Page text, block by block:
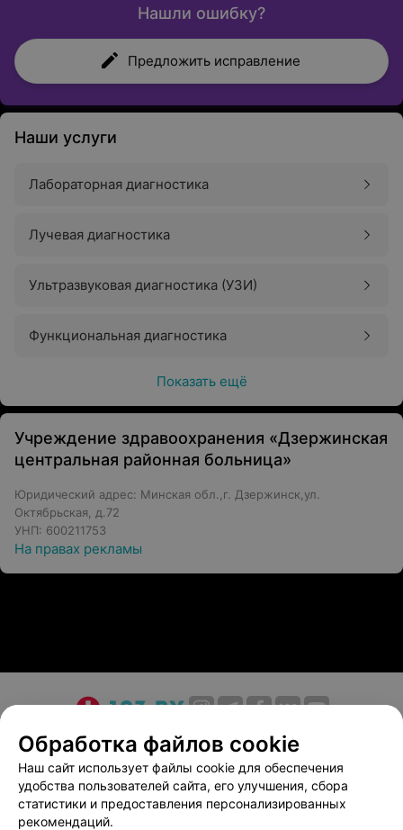
Нашли ошибку?
Предложить исправление
Наши услуги
Лабораторная диагностика
Лучевая диагностика
Ультразвуковая диагностика (УЗИ)
Функциональная диагностика
Показать ещё
Учреждение здравоохранения «Дзержинская
центральная районная больница»
Юридический адрес: Минская обл.,г. Дзержинск,ул.
Октябрьская, д.72
УНП: 600211753
На правах рекламы
О проекте Новости проекта
Размещение рекламы
Медицинский маркетинг
Публичный договор
Пользовательское соглашение
Способы оплаты
Вакансии
Партнеры
Обработка файлов cookie
Наш сайт использует файлы cookie для обеспечения
удобства пользователей сайта, его улучшения, сбора
статистики и предоставления персонализированных
рекомендаций.